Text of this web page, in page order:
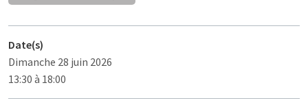
Date(s)
Dimanche 28 juin 2026
13:30 à 18:00